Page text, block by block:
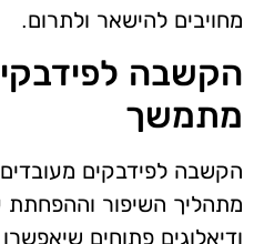
מחויבים להישאר ולתרום.
הקשבה
מתמשך
הקשבה לפידבקים
מתהליך השיפור
ודיאלוגים פתוחים